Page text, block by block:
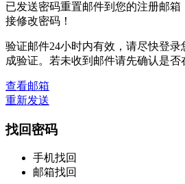
已发送密码重置邮件到您的注册邮
接修改密码！
验证邮件24小时内有效，请尽快登
成验证。若未收到邮件请先确认是否
查看邮箱
重新发送
找回密码
手机找回
邮箱找回